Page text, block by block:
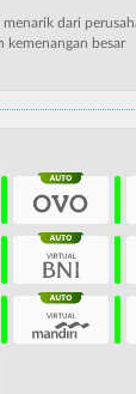
dari
kemenangan besar